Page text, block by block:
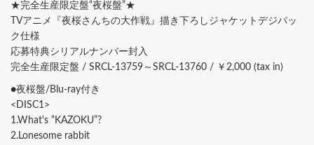
★完全生産限定盤“夜桜盤”★
TVアニメ『夜桜さんちの大作戦』描き下ろしジャケットデジパッ
ク仕様
応募特典シリアルナンバー封入
完全生産限定盤 / SRCL-13759～SRCL-13760 / ￥2,000 (tax in)
●夜桜盤/Blu-ray付き
<DISC1>
1.What's “KAZOKU”?
2.Lonesome rabbit